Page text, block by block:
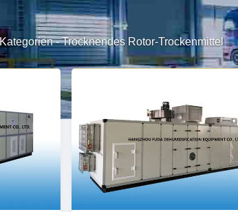
Kategorien-Trocknendes Rotor-Trockenmittel